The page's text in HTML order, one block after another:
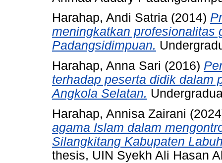
Harahap, Andi Satria (2014)
meningkatkan profesionalitas
Padangsidimpuan.
Harahap, Anna Sari (2016)
terhadap peserta didik dalam
Angkola Selatan.
Harahap, Annisa Zairani
agama Islam dalam
Silangkitang Kabupaten
thesis, UIN Syekh Ali Hasan